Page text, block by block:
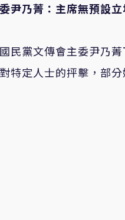
尹乃菁：主席無預設
民黨文傳會主委尹乃
特定人士的抨擊，部